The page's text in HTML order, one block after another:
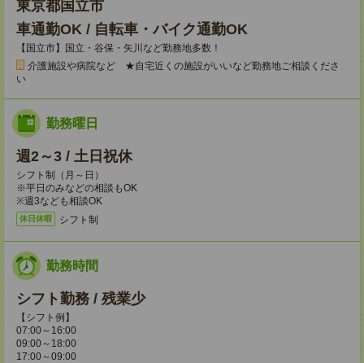
東京都国立市
車通勤OK / 自転車・バイク通勤OK
【国立市】国立・谷保・矢川など勤務地多数！
介護施設や病院など ★自宅近くの施設がいいなど勤務地ご相談くださ
い
勤務曜日
週2～3 / 土日祝休
シフト制（月～日）
※平日のみなどの相談もOK
※週3なども相談OK
休日休暇 シフト制
勤務時間
シフト勤務 / 残業少
【シフト例】
07:00～16:00
09:00～18:00
17:00～09:00